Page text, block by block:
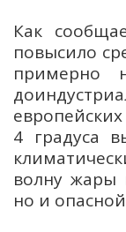
Как
повысило
примерно
4 градуса
волну жары
но и